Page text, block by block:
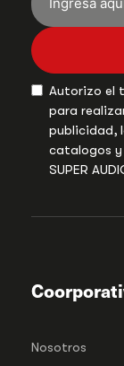
Autorizo el
para
publicidad,
catalogos
SUPER
Nosotros